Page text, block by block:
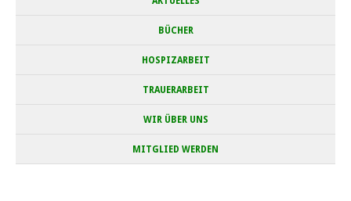
BÜCHER
HOSPIZARBEIT
TRAUERARBEIT
WIR ÜBER UNS
MITGLIED WERDEN